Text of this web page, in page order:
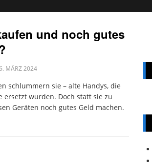
und noch gutes
MÄRZ 2024
schlummern sie – alte Handys, die
wurden. Doch statt sie zu
Geräten noch gutes Geld machen.